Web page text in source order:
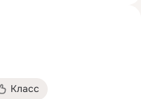
Класс